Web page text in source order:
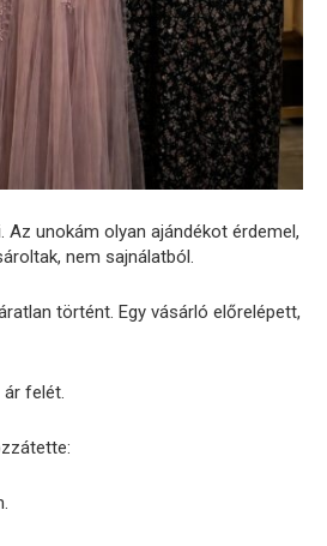
unokám olyan ajándékot érdemel,
nem sajnálatból.
történt. Egy vásárló előrelépett,
felét.